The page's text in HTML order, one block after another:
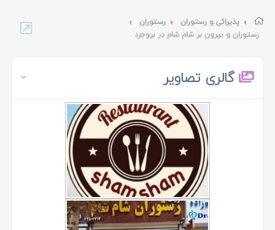
پذیرائی و رستوران
رستوران
رستوران و بیرون بر شام شام در بروجرد
گالری تصاویر